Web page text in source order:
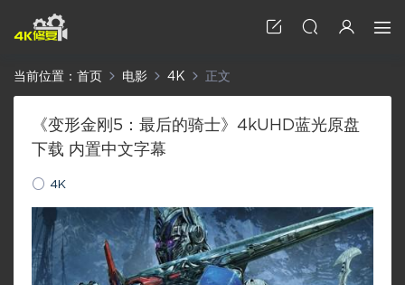
当前位置： 首页 电影 4K 正文
《变形金刚5：最后的骑士》4kUHD蓝光原盘
下载 内置中文字幕
4K